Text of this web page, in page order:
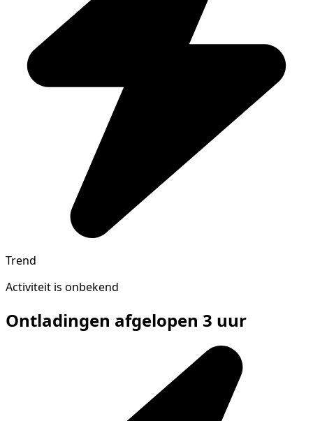
Trend
Activiteit is onbekend
Ontladingen afgelopen 3 uur